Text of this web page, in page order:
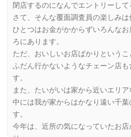
閉店するのになんでエントリーして
さて、そんな覆面調査員の楽しみは
ひとつはお金がかからずいろんな
ろにあります。
ただ、おいしいお店ばかりというこ
ふだん行かないようなチェーン店
す。
また、たいがいは家から近いエリア
中には我が家からはかなり遠い千
す。
今年は、近所の気になっていたお